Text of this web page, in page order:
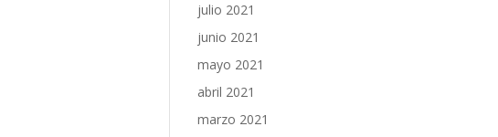
julio 2021
junio 2021
mayo 2021
abril 2021
marzo 2021